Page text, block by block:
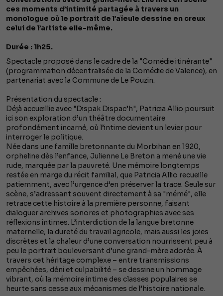
ces moments d’intimité partagée à travers un
monologue où le portrait de l’aïeule dessine en creux
celui de l’artiste elle-même.
Durée : 1h25.
Spectacle proposé dans le cadre de la "Comédie itinérante"
(programmation décentralisée de la Comédie de Valence), en
partenariat avec la Commune de Le Pouzin.
Présentation du spectacle :
Déjà accueillie avec "Dispak Dispac’h", Patricia Allio poursuit
ici son exploration d’un théâtre documentaire
profondément incarné, où l’intime devient un levier pour
interroger le politique.
Née dans une famille bretonnante du Morbihan en 1920,
orpheline dès l’enfance, Julienne Le Breton a mené une vie
rude, marquée par la pauvreté. Une mémoire longtemps
restée en marge du récit familial, que Patricia Allio recueille
patiemment, avec l’urgence d’en préserver la trace. Seule sur
scène, s’adressant souvent directement à sa "mémé", elle
retrace cette histoire à la première personne, faisant
dialoguer archives sonores et photographies avec ses
réflexions intimes. L’interdiction de la langue bretonne
maternelle, la dureté du travail agricole, mais aussi les joies
discrètes et la chaleur d’une conversation nourrissent peu à
peu le portrait bouleversant d’une grand-mère adorée. À
travers cet héritage complexe – entre transmissions
empêchées, déni et culpabilité – se dessine un hommage
vibrant, où la mémoire intime des classes populaires se
heurte sans cesse aux mécanismes de l’histoire nationale.